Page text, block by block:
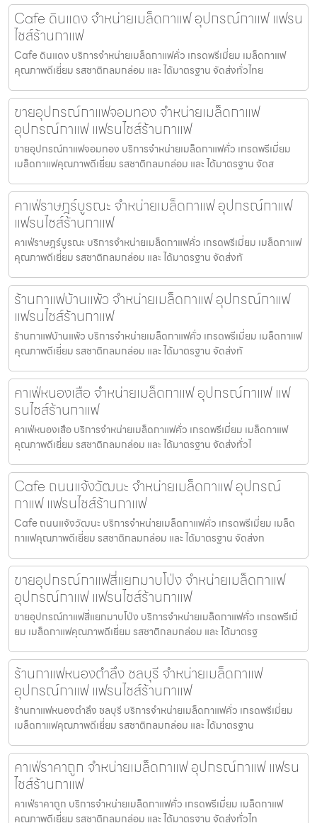
Cafe ดินแดง จำหน่ายเมล็ดกาแฟ อุปกรณ์กาแฟ แฟรน
ไชส์ร้านกาแฟ
Cafe ดินแดง บริการจำหน่ายเมล็ดกาแฟคั่ว เกรดพรีเมี่ยม เมล็ดกาแฟ
คุณภาพดีเยี่ยม รสชาติกลมกล่อม และ ได้มาตรฐาน จัดส่งทั่วไทย
ขายอุปกรณ์กาแฟจอมทอง จำหน่ายเมล็ดกาแฟ
อุปกรณ์กาแฟ แฟรนไชส์ร้านกาแฟ
ขายอุปกรณ์กาแฟจอมทอง บริการจำหน่ายเมล็ดกาแฟคั่ว เกรดพรีเมี่ยม
เมล็ดกาแฟคุณภาพดีเยี่ยม รสชาติกลมกล่อม และ ได้มาตรฐาน จัดส
คาเฟ่ราษฎร์บูรณะ จำหน่ายเมล็ดกาแฟ อุปกรณ์กาแฟ
แฟรนไชส์ร้านกาแฟ
คาเฟ่ราษฎร์บูรณะ บริการจำหน่ายเมล็ดกาแฟคั่ว เกรดพรีเมี่ยม เมล็ดกาแฟ
คุณภาพดีเยี่ยม รสชาติกลมกล่อม และ ได้มาตรฐาน จัดส่งทั
ร้านกาแฟบ้านแพ้ว จำหน่ายเมล็ดกาแฟ อุปกรณ์กาแฟ
แฟรนไชส์ร้านกาแฟ
ร้านกาแฟบ้านแพ้ว บริการจำหน่ายเมล็ดกาแฟคั่ว เกรดพรีเมี่ยม เมล็ดกาแฟ
คุณภาพดีเยี่ยม รสชาติกลมกล่อม และ ได้มาตรฐาน จัดส่งทั
คาเฟ่หนองเสือ จำหน่ายเมล็ดกาแฟ อุปกรณ์กาแฟ แฟ
รนไชส์ร้านกาแฟ
คาเฟ่หนองเสือ บริการจำหน่ายเมล็ดกาแฟคั่ว เกรดพรีเมี่ยม เมล็ดกาแฟ
คุณภาพดีเยี่ยม รสชาติกลมกล่อม และ ได้มาตรฐาน จัดส่งทั่วไ
Cafe ถนนแจ้งวัฒนะ จำหน่ายเมล็ดกาแฟ อุปกรณ์
กาแฟ แฟรนไชส์ร้านกาแฟ
Cafe ถนนแจ้งวัฒนะ บริการจำหน่ายเมล็ดกาแฟคั่ว เกรดพรีเมี่ยม เมล็ด
กาแฟคุณภาพดีเยี่ยม รสชาติกลมกล่อม และ ได้มาตรฐาน จัดส่งท
ขายอุปกรณ์กาแฟสี่แยกมาบโป่ง จำหน่ายเมล็ดกาแฟ
อุปกรณ์กาแฟ แฟรนไชส์ร้านกาแฟ
ขายอุปกรณ์กาแฟสี่แยกมาบโป่ง บริการจำหน่ายเมล็ดกาแฟคั่ว เกรดพรีเมี่
ยม เมล็ดกาแฟคุณภาพดีเยี่ยม รสชาติกลมกล่อม และ ได้มาตรฐ
ร้านกาแฟหนองตำลึง ชลบุรี จำหน่ายเมล็ดกาแฟ
อุปกรณ์กาแฟ แฟรนไชส์ร้านกาแฟ
ร้านกาแฟหนองตำลึง ชลบุรี บริการจำหน่ายเมล็ดกาแฟคั่ว เกรดพรีเมี่ยม
เมล็ดกาแฟคุณภาพดีเยี่ยม รสชาติกลมกล่อม และ ได้มาตรฐาน
คาเฟ่ราคาถูก จำหน่ายเมล็ดกาแฟ อุปกรณ์กาแฟ แฟรน
ไชส์ร้านกาแฟ
คาเฟ่ราคาถูก บริการจำหน่ายเมล็ดกาแฟคั่ว เกรดพรีเมี่ยม เมล็ดกาแฟ
คุณภาพดีเยี่ยม รสชาติกลมกล่อม และ ได้มาตรฐาน จัดส่งทั่วไท